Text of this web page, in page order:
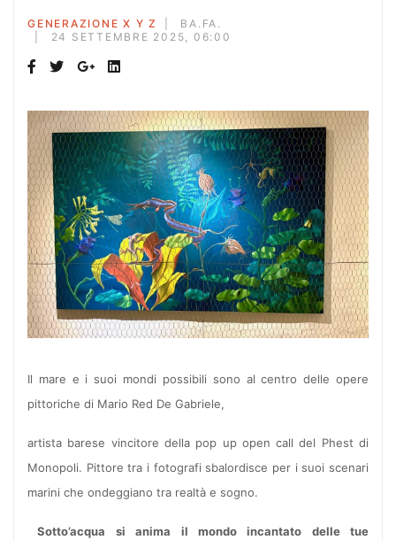
GENERAZIONE X Y Z
BA.FA.
24 SETTEMBRE 2025, 06:00
Il mare e i suoi mondi possibili sono al centro delle opere
pittoriche di Mario Red De Gabriele,
artista barese vincitore della pop up open call del Phest di
Monopoli. Pittore tra i fotografi sbalordisce per i suoi scenari
marini che ondeggiano tra realtà e sogno.
Sotto’acqua si anima il mondo incantato delle tue